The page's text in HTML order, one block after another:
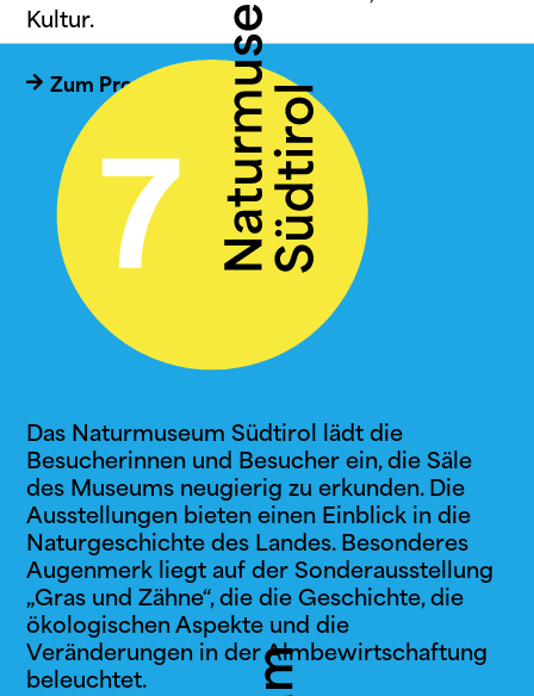
Kultur.
Zum Programm
Das Naturmuseum Südtirol lädt die
Besucherinnen und Besucher ein, die Säle
des Museums neugierig zu erkunden. Die
Ausstellungen bieten einen Einblick in die
Naturgeschichte des Landes. Besonderes
Augenmerk liegt auf der Sonderausstellung
„Gras und Zähne“, die die Geschichte, die
ökologischen Aspekte und die
Veränderungen in der Almbewirtschaftung
beleuchtet.